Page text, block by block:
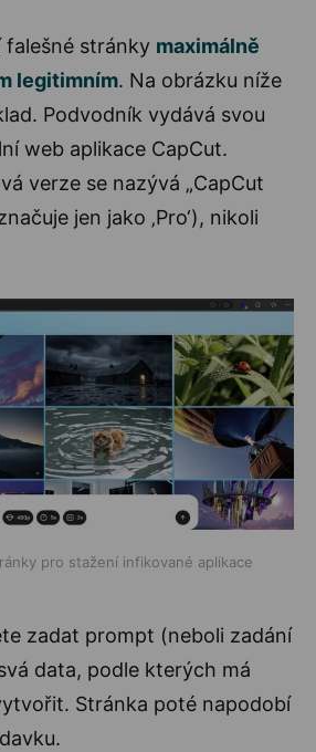
falešné stránky maximálně
legitimním. Na obrázku níže
Podvodník vydává svou
web aplikace CapCut.
verze se nazývá „CapCut
jen jako ‚Pro‘), nikoli
pro stažení infikované aplikace
zadat prompt (neboli zadání
data, podle kterých má
Stránka poté napodobí